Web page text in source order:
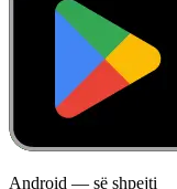
Android — së shpejti